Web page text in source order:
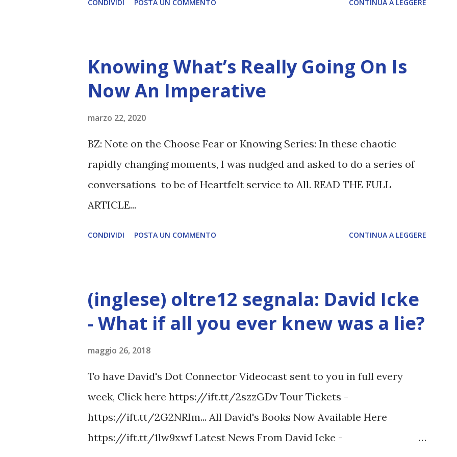
CONDIVIDI POSTA UN COMMENTO CONTINUA A LEGGERE
Knowing What’s Really Going On Is
Now An Imperative
marzo 22, 2020
BZ: Note on the Choose Fear or Knowing Series: In these chaotic
rapidly changing moments, I was nudged and asked to do a series of
conversations to be of Heartfelt service to All. READ THE FULL
ARTICLE...
CONDIVIDI POSTA UN COMMENTO CONTINUA A LEGGERE
(inglese) oltre12 segnala: David Icke
- What if all you ever knew was a lie?
maggio 26, 2018
To have David's Dot Connector Videocast sent to you in full every
week, Click here https://ift.tt/2szzGDv Tour Tickets -
https://ift.tt/2G2NRIm... All David's Books Now Available Here
https://ift.tt/1lw9xwf Latest News From David Icke -